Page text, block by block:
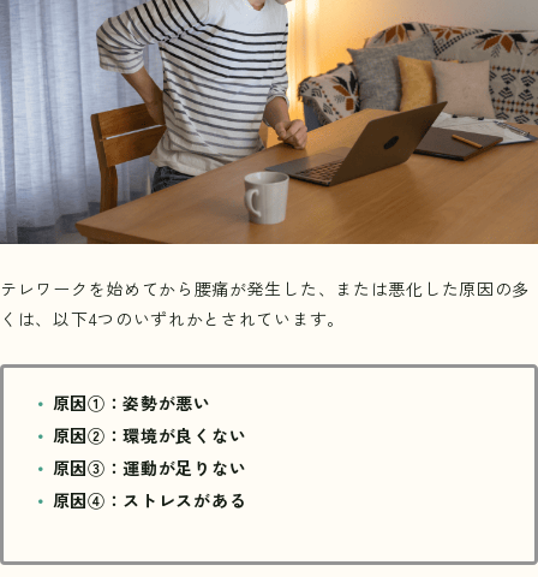
テレワークを始めてから腰痛が発生した、または悪化した原因の多
くは、以下4つのいずれかとされています。
原因①：姿勢が悪い
原因②：環境が良くない
原因③：運動が足りない
原因④：ストレスがある